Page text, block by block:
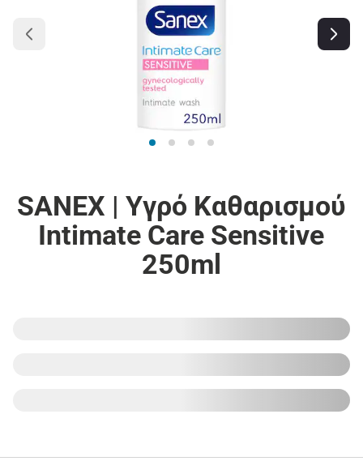
SANEX | Υγρό Καθαρισμού
Intimate Care Sensitive
250ml